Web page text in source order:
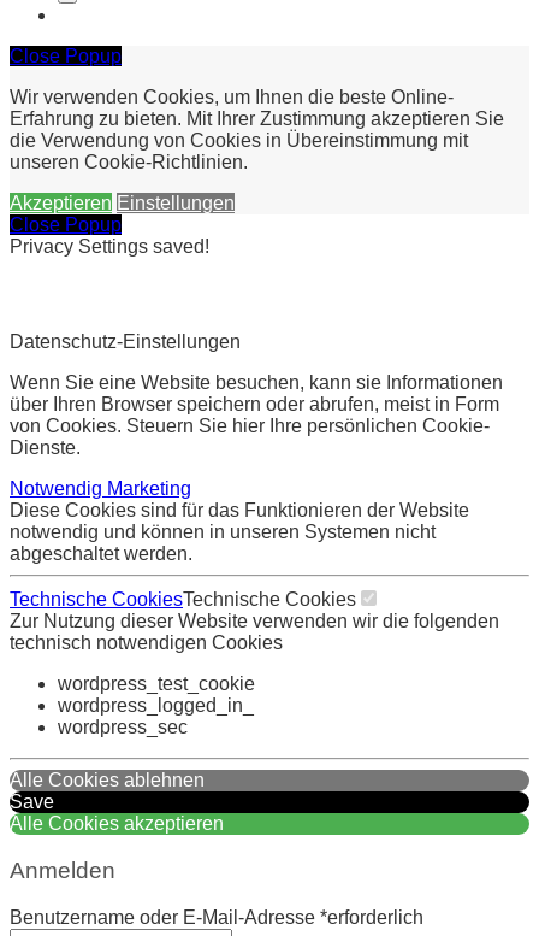
Close Popup
Wir verwenden Cookies, um Ihnen die beste Online-
Erfahrung zu bieten. Mit Ihrer Zustimmung akzeptieren Sie
die Verwendung von Cookies in Übereinstimmung mit
unseren Cookie-Richtlinien.
Akzeptieren Einstellungen
Close Popup
Privacy Settings saved!
Datenschutz-Einstellungen
Wenn Sie eine Website besuchen, kann sie Informationen
über Ihren Browser speichern oder abrufen, meist in Form
von Cookies. Steuern Sie hier Ihre persönlichen Cookie-
Dienste.
Notwendig Marketing
Diese Cookies sind für das Funktionieren der Website
notwendig und können in unseren Systemen nicht
abgeschaltet werden.
Technische CookiesTechnische Cookies
Zur Nutzung dieser Website verwenden wir die folgenden
technisch notwendigen Cookies
wordpress_test_cookie
wordpress_logged_in_
wordpress_sec
Alle Cookies ablehnen
Save
Alle Cookies akzeptieren
Anmelden
Benutzername oder E-Mail-Adresse *erforderlich